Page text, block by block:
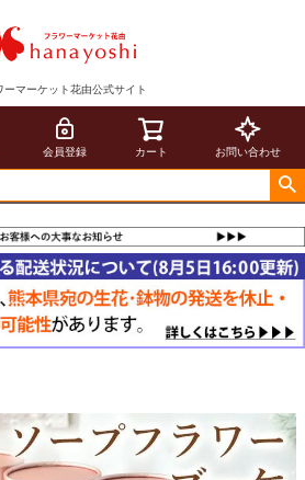
ーマーケット花由公式サイト
会員登録 カート お問い合わせ